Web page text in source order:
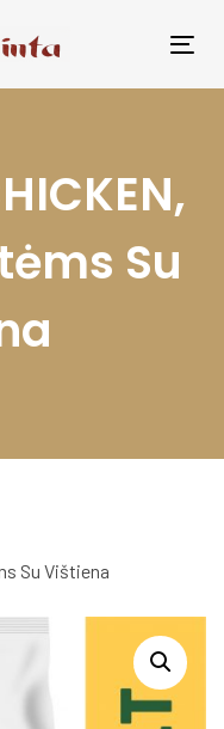
Su
Su Vištiena